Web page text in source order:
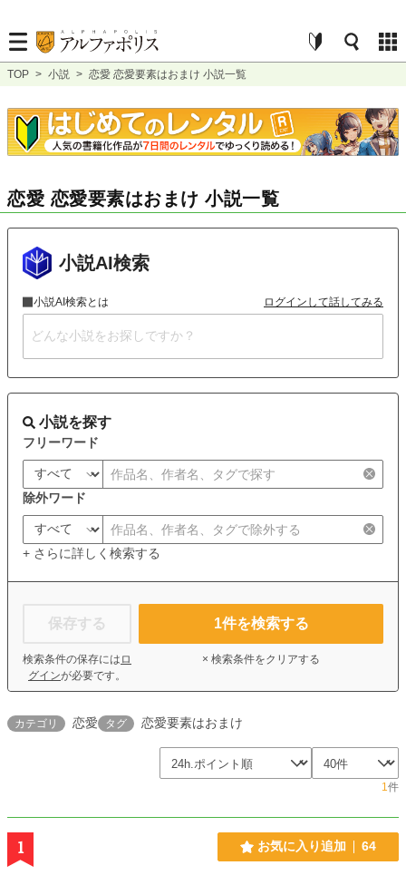
TOP > 小説 > 恋愛 恋愛要素はおまけ 小説一覧
恋愛 恋愛要素はおまけ 小説一覧
小説AI検索
小説AI検索とは ログインして話してみる
小説を探す
フリーワード
除外ワード
+ さらに詳しく検索する
保存する
検索条件の保存には ロ
グインが必要です。
1件を検索する
× 検索条件をクリアする
カテゴリ 恋愛 タグ 恋愛要素はおまけ
1件
1 お気に入り追加 64